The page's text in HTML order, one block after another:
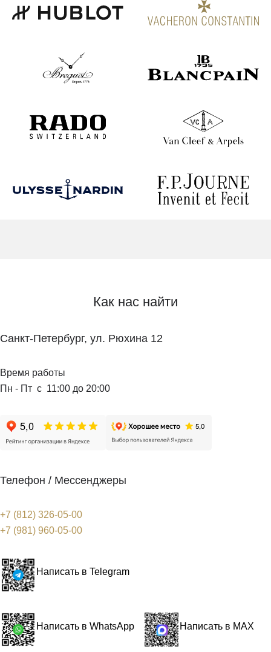
Как нас найти
Телефон / Мессенджеры
+7 (812) 326-05-00
+7 (981) 960-05-00
Написать в Telegram
Написать в WhatsApp Написать в MAX
Санкт-Петербург, ул. Рюхина 12
Время работы
Пн - Пт с 11:00 до 20:00